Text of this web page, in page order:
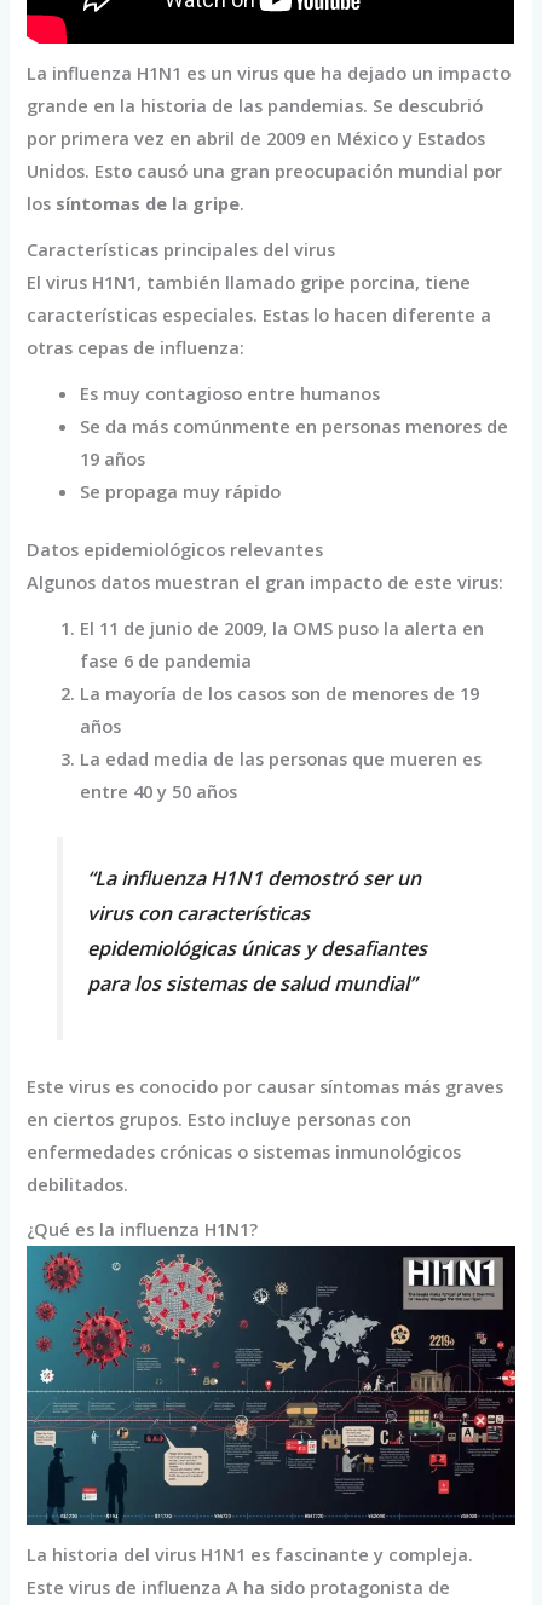
La influenza H1N1 es un virus que ha dejado un impacto
grande en la historia de las pandemias. Se descubrió
por primera vez en abril de 2009 en México y Estados
Unidos. Esto causó una gran preocupación mundial por
los síntomas de la gripe.
Características principales del virus
El virus H1N1, también llamado gripe porcina, tiene
características especiales. Estas lo hacen diferente a
otras cepas de influenza:
Es muy contagioso entre humanos
Se da más comúnmente en personas menores de
19 años
Se propaga muy rápido
Datos epidemiológicos relevantes
Algunos datos muestran el gran impacto de este virus:
El 11 de junio de 2009, la OMS puso la alerta en
fase 6 de pandemia
La mayoría de los casos son de menores de 19
años
La edad media de las personas que mueren es
entre 40 y 50 años
“La influenza H1N1 demostró ser un
virus con características
epidemiológicas únicas y desafiantes
para los sistemas de salud mundial”
Este virus es conocido por causar síntomas más graves
en ciertos grupos. Esto incluye personas con
enfermedades crónicas o sistemas inmunológicos
debilitados.
¿Qué es la influenza H1N1?
La historia del virus H1N1 es fascinante y compleja.
Este virus de influenza A ha sido protagonista de